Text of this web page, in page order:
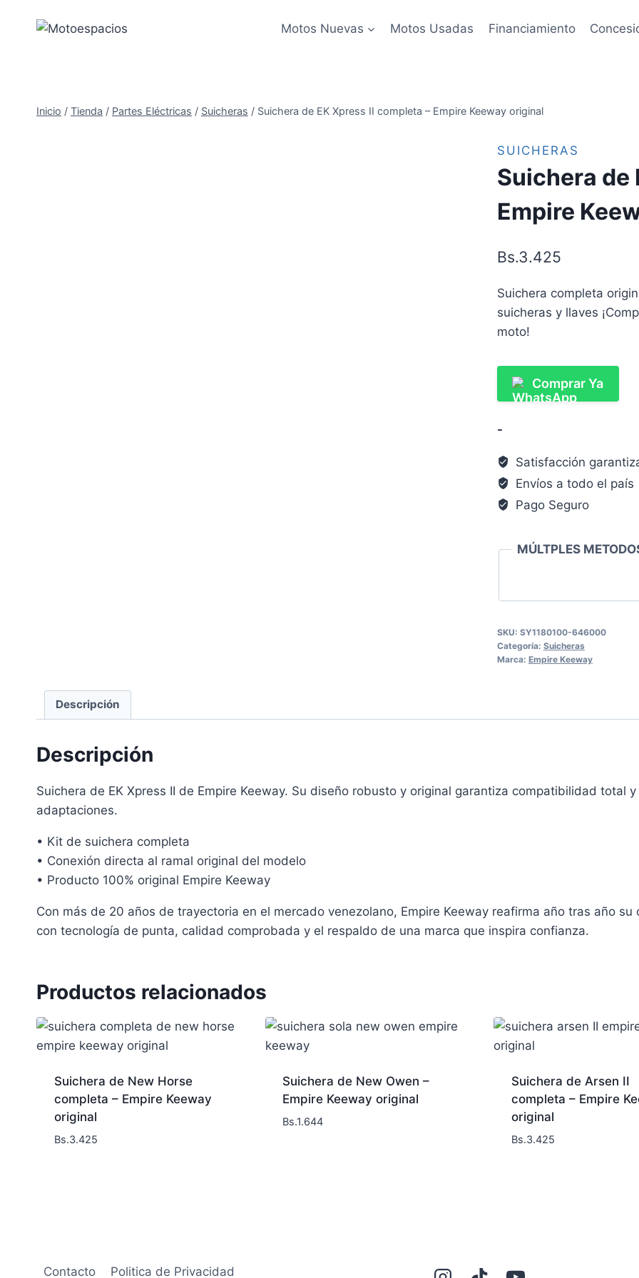
Motos Nuevas Motos Usadas Financiamiento
Inicio / Tienda / Partes Eléctricas / Suicheras / Suichera de EK Xpress II completa – Empire Keeway original
SUICHERAS
Suichera de
Empire
Bs.3.425
Suichera completa
suicheras y llaves
moto!
Comprar Ya
-
Satisfacción
Envíos a todo el país
Pago Seguro
MÚLTPLES
SKU: SY1180100-646000
Categoría: Suicheras
Marca: Empire Keeway
Descripción
Descripción
Suichera de EK Xpress II de Empire Keeway. Su diseño robusto y original garantiza compatibilidad total
adaptaciones.
• Kit de suichera completa
• Conexión directa al ramal original del modelo
• Producto 100% original Empire Keeway
Con más de 20 años de trayectoria en el mercado venezolano, Empire Keeway reafirma año tras año
con tecnología de punta, calidad comprobada y el respaldo de una marca que inspira confianza.
Productos relacionados
Suichera de New Horse
completa – Empire Keeway
original
Bs.3.425
Suichera de New Owen –
Empire Keeway original
Bs.1.644
Suichera de Arsen II
completa – Empire
original
Bs.3.425
Contacto Politica de Privacidad